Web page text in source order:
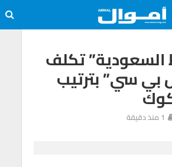
تكلف
سي” بترتيب
1 منذ دقيقة